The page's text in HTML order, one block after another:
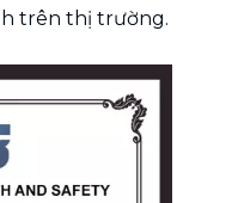
trên thị trường.